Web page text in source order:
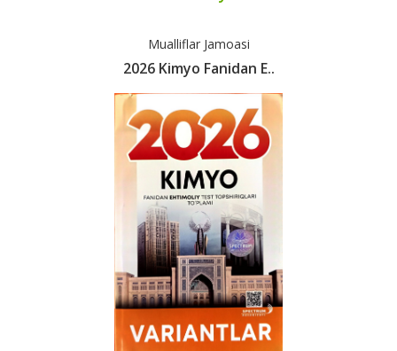
Mualliflar Jamoasi
2026 Kimyo Fanidan E..